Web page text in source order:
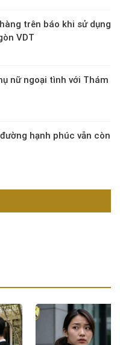
trên báo khi sử dụng
VDT
nữ ngoại tình với Thám
hạnh phúc vẫn còn